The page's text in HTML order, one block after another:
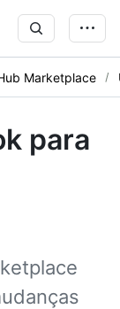
Marketplace
para